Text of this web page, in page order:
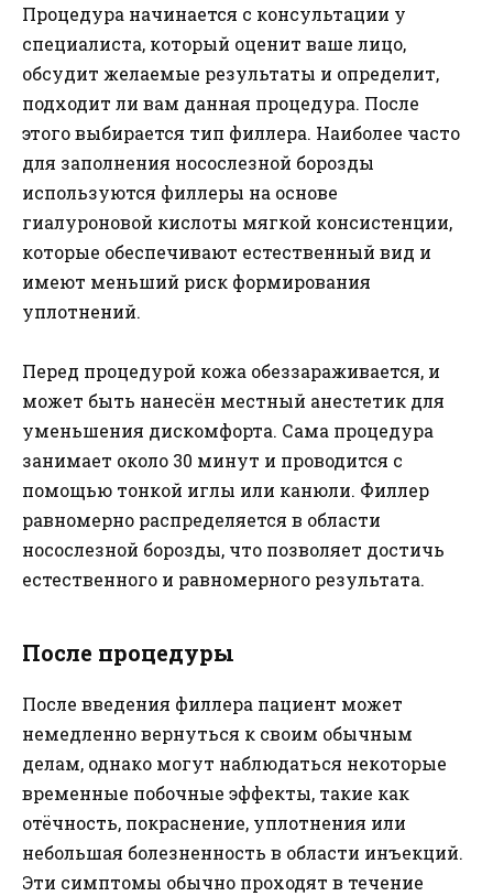
Процедура начинается с консультации у
специалиста, который оценит ваше лицо,
обсудит желаемые результаты и определит,
подходит ли вам данная процедура. После
этого выбирается тип филлера. Наиболее часто
для заполнения носослезной борозды
используются филлеры на основе
гиалуроновой кислоты мягкой консистенции,
которые обеспечивают естественный вид и
имеют меньший риск формирования
уплотнений.
Перед процедурой кожа обеззараживается, и
может быть нанесён местный анестетик для
уменьшения дискомфорта. Сама процедура
занимает около 30 минут и проводится с
помощью тонкой иглы или канюли. Филлер
равномерно распределяется в области
носослезной борозды, что позволяет достичь
естественного и равномерного результата.
После процедуры
После введения филлера пациент может
немедленно вернуться к своим обычным
делам, однако могут наблюдаться некоторые
временные побочные эффекты, такие как
отёчность, покраснение, уплотнения или
небольшая болезненность в области инъекций.
Эти симптомы обычно проходят в течение